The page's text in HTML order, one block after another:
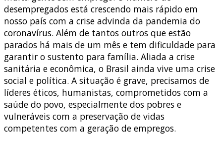
desempregados está crescendo mais rápido em
nosso país com a crise advinda da pandemia do
coronavírus. Além de tantos outros que estão
parados há mais de um mês e tem dificuldade para
garantir o sustento para família. Aliada a crise
sanitária e econômica, o Brasil ainda vive uma crise
social e política. A situação é grave, precisamos de
líderes éticos, humanistas, comprometidos com a
saúde do povo, especialmente dos pobres e
vulneráveis com a preservação de vidas
competentes com a geração de empregos.